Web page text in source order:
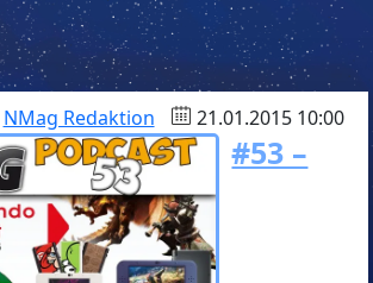
NMag Redaktion 21.01.2015 10:00
#53 –